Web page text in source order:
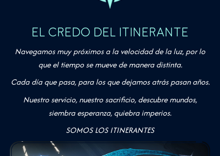
EL CREDO DEL ITINERANTE
Navegamos muy próximos a la velocidad de la luz, por lo
que el tiempo se mueve de manera distinta.
Cada día que pasa, para los que dejamos atrás pasan años.
Nuestro servicio, nuestro sacrificio, descubre mundos,
siembra esperanza, quiebra imperios.
SOMOS LOS ITINERANTES